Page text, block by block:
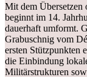
Mit dem Übersetzen
beginnt im 14.
dauerhaft umformt.
Grabuschnig vom
ersten Stützpunkten
die Einbindung
Militärstrukturen